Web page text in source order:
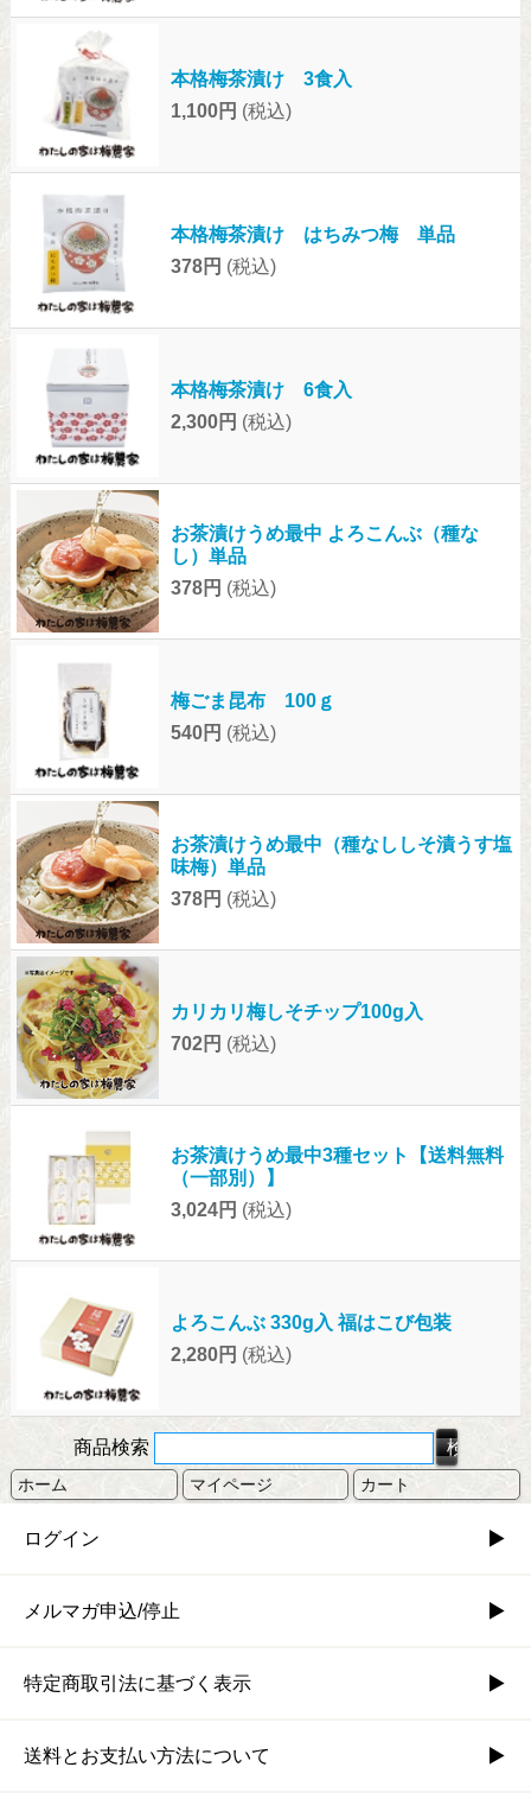
本格梅茶漬け 3食入
1,100円 (税込)
本格梅茶漬け はちみつ梅 単品
378円 (税込)
本格梅茶漬け 6食入
2,300円 (税込)
お茶漬けうめ最中 よろこんぶ（種な
し）単品
378円 (税込)
梅ごま昆布 100ｇ
540円 (税込)
お茶漬けうめ最中（種なししそ漬うす塩
味梅）単品
378円 (税込)
カリカリ梅しそチップ100g入
702円 (税込)
お茶漬けうめ最中3種セット【送料無料
（一部別）】
3,024円 (税込)
よろこんぶ 330g入 福はこび包装
2,280円 (税込)
商品検索
ホーム マイページ カート
ログイン
メルマガ申込/停止
特定商取引法に基づく表示
送料とお支払い方法について